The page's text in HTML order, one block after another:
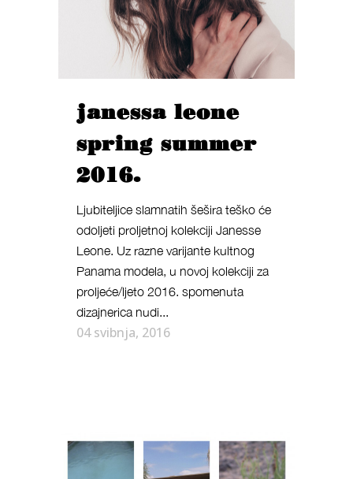
janessa leone
spring summer
2016.
Ljubiteljice slamnatih šešira teško će
odoljeti proljetnoj kolekciji Janesse
Leone. Uz razne varijante kultnog
Panama modela, u novoj kolekciji za
proljeće/ljeto 2016. spomenuta
dizajnerica nudi...
04 svibnja, 2016